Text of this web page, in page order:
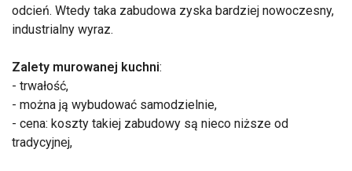
odcień. Wtedy taka zabudowa zyska bardziej nowoczesny,
industrialny wyraz.
Zalety murowanej kuchni:
- trwałość,
- można ją wybudować samodzielnie,
- cena: koszty takiej zabudowy są nieco niższe od
tradycyjnej,